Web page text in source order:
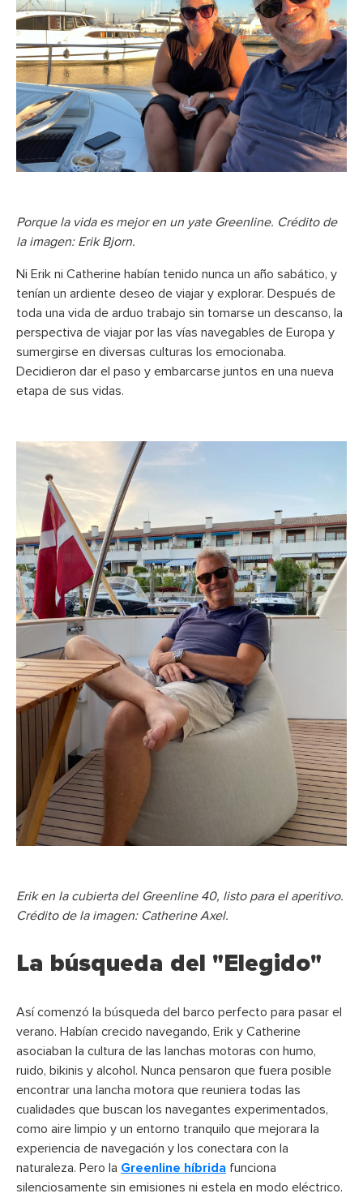
Porque la vida es mejor en un yate Greenline. Crédito de
la imagen: Erik Bjorn.
Ni Erik ni Catherine habían tenido nunca un año sabático, y
tenían un ardiente deseo de viajar y explorar. Después de
toda una vida de arduo trabajo sin tomarse un descanso, la
perspectiva de viajar por las vías navegables de Europa y
sumergirse en diversas culturas los emocionaba.
Decidieron dar el paso y embarcarse juntos en una nueva
etapa de sus vidas.
Erik en la cubierta del Greenline 40, listo para el aperitivo.
Crédito de la imagen: Catherine Axel.
La búsqueda del "Elegido"
Así comenzó la búsqueda del barco perfecto para pasar el
verano. Habían crecido navegando, Erik y Catherine
asociaban la cultura de las lanchas motoras con humo,
ruido, bikinis y alcohol. Nunca pensaron que fuera posible
encontrar una lancha motora que reuniera todas las
cualidades que buscan los navegantes experimentados,
como aire limpio y un entorno tranquilo que mejorara la
experiencia de navegación y los conectara con la
naturaleza. Pero la Greenline híbrida funciona
silenciosamente sin emisiones ni estela en modo eléctrico.